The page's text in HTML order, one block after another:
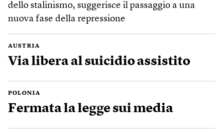
dello stalinismo, suggerisce il passaggio a una
nuova fase della repressione
AUSTRIA
Via libera al suicidio assistito
POLONIA
Fermata la legge sui media